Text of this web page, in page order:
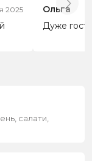
2025
Ольга
Дуже
салати,